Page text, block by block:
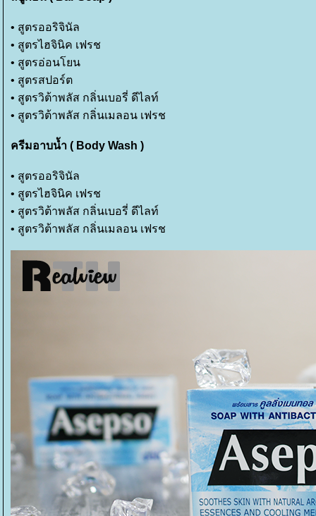
• สูตรออริจินัล
• สูตรไฮจินิค เฟรช
• สูตรอ่อนโยน
• สูตรสปอร์ต
• สูตรวิต้าพลัส กลิ่นเบอรี่ ดีไลท์
• สูตรวิต้าพลัส กลิ่นเมลอน เฟรช
ครีมอาบน้ำ ( Body Wash )
• สูตรออริจินัล
• สูตรไฮจินิค เฟรช
• สูตรวิต้าพลัส กลิ่นเบอรี่ ดีไลท์
• สูตรวิต้าพลัส กลิ่นเมลอน เฟรช